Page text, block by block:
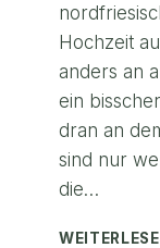
Hochzeit
anders an
ein
dran an
sind nur
die…